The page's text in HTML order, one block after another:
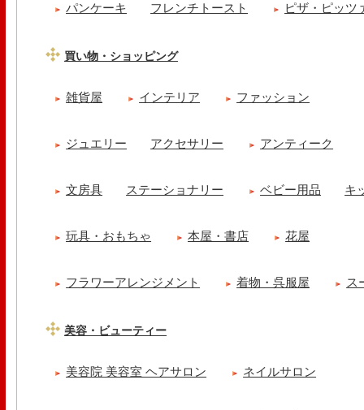
パンケーキ フレンチトースト ピザ・ピッツ
買い物・ショッピング
雑貨屋 インテリア ファッション
ジュエリー アクセサリー アンティーク
文房具 ステーショナリー ベビー用品 キ
玩具・おもちゃ 本屋・書店 花屋
フラワーアレンジメント 着物・呉服屋 ス
美容・ビューティー
美容院 美容室 ヘアサロン ネイルサロン